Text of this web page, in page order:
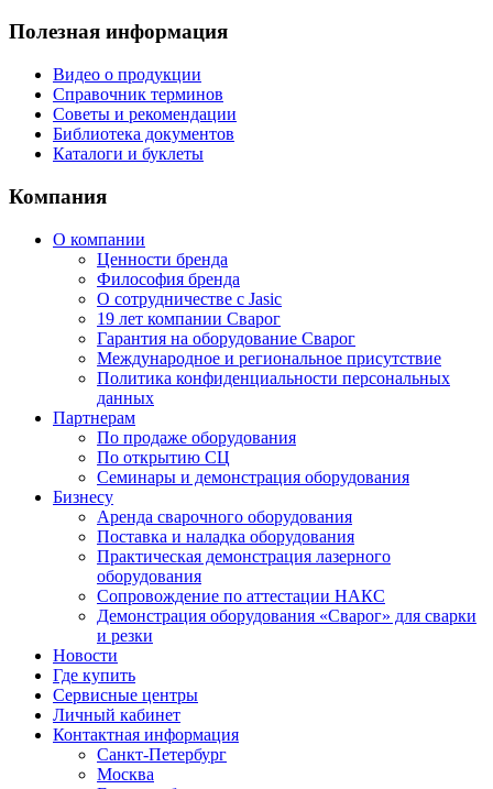
Полезная информация
Видео о продукции
Справочник терминов
Советы и рекомендации
Библиотека документов
Каталоги и буклеты
Компания
О компании
Ценности бренда
Философия бренда
О сотрудничестве с Jasic
19 лет компании Сварог
Гарантия на оборудование Сварог
Международное и региональное присутствие
Политика конфиденциальности персональных
данных
Партнерам
По продаже оборудования
По открытию СЦ
Семинары и демонстрация оборудования
Бизнесу
Аренда сварочного оборудования
Поставка и наладка оборудования
Практическая демонстрация лазерного
оборудования
Сопровождение по аттестации НАКС
Демонстрация оборудования «Сварог» для сварки
и резки
Новости
Где купить
Сервисные центры
Личный кабинет
Контактная информация
Санкт-Петербург
Москва